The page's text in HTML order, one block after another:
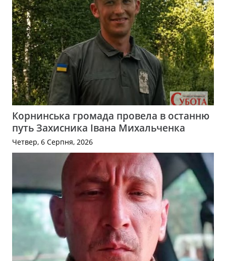
Корнинська громада провела в останню
путь Захисника Івана Михальченка
Четвер, 6 Серпня, 2026